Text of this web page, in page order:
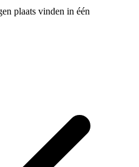
plaats vinden in één